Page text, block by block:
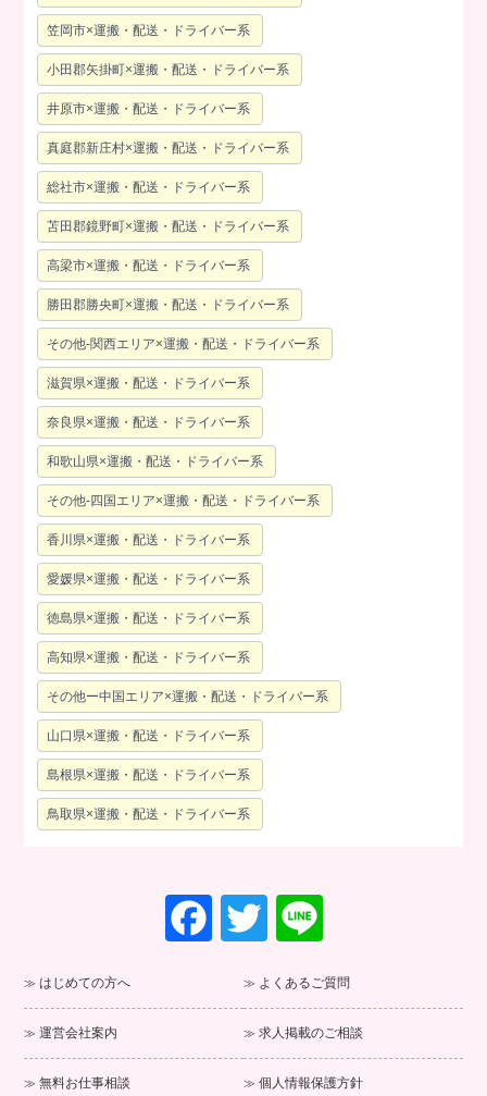
笠岡市×運搬・配送・ドライバー系
小田郡矢掛町×運搬・配送・ドライバー系
井原市×運搬・配送・ドライバー系
真庭郡新庄村×運搬・配送・ドライバー系
総社市×運搬・配送・ドライバー系
苫田郡鏡野町×運搬・配送・ドライバー系
高梁市×運搬・配送・ドライバー系
勝田郡勝央町×運搬・配送・ドライバー系
その他-関西エリア×運搬・配送・ドライバー系
滋賀県×運搬・配送・ドライバー系
奈良県×運搬・配送・ドライバー系
和歌山県×運搬・配送・ドライバー系
その他-四国エリア×運搬・配送・ドライバー系
香川県×運搬・配送・ドライバー系
愛媛県×運搬・配送・ドライバー系
徳島県×運搬・配送・ドライバー系
高知県×運搬・配送・ドライバー系
その他ー中国エリア×運搬・配送・ドライバー系
山口県×運搬・配送・ドライバー系
島根県×運搬・配送・ドライバー系
鳥取県×運搬・配送・ドライバー系
F
a
e
b
T
wi
tt
er
e
はじめての方へ よくあるご質問
運営会社案内 求人掲載のご相談
無料お仕事相談 個人情報保護方針